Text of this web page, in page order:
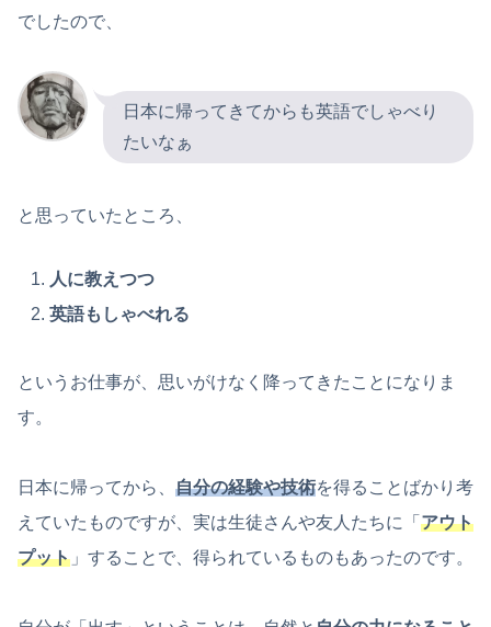
でしたので、
日本に帰ってきてからも英語でしゃべり
たいなぁ
と思っていたところ、
人に教えつつ
英語もしゃべれる
というお仕事が、思いがけなく降ってきたことになりま
す。
日本に帰ってから、 自分の経験や技術を得ることばかり考
えていたものですが、実は生徒さんや友人たちに「 アウト
プット 」することで、得られているものもあったのです。